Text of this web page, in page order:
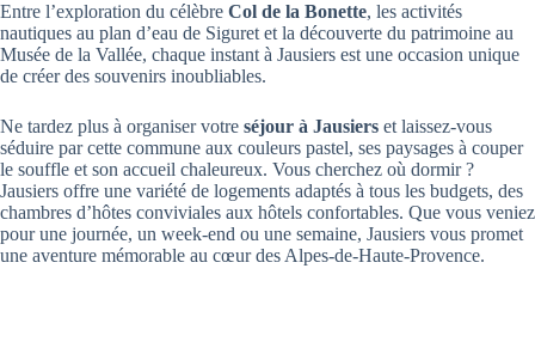
Entre l’exploration du célèbre Col de la Bonette, les activités
nautiques au plan d’eau de Siguret et la découverte du patrimoine au
Musée de la Vallée, chaque instant à Jausiers est une occasion unique
de créer des souvenirs inoubliables.
Ne tardez plus à organiser votre séjour à Jausiers et laissez-vous
séduire par cette commune aux couleurs pastel, ses paysages à couper
le souffle et son accueil chaleureux. Vous cherchez où dormir ?
Jausiers offre une variété de logements adaptés à tous les budgets, des
chambres d’hôtes conviviales aux hôtels confortables. Que vous veniez
pour une journée, un week-end ou une semaine, Jausiers vous promet
une aventure mémorable au cœur des Alpes-de-Haute-Provence.